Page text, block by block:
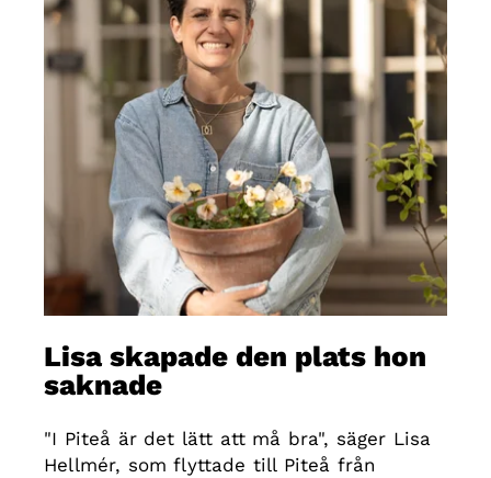
Lisa skapade den plats hon
saknade
"I Piteå är det lätt att må bra", säger Lisa
Hellmér, som flyttade till Piteå från